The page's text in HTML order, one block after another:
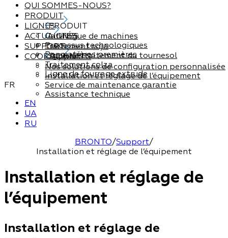
QUI SOMMES-NOUS?
PRODUIT
PRODUIT
Catalogue de machines
Processus technologiques
Par matières premières
LIGNES
LIGNES
Traitement soja
Ligne de traitement du tournesol
Traitement colza
Ligne de fourrage extrude
ACTUALITÉS
SUPPORT
Support
Nos solutions de configuration personnalisée
Installation et réglage de l’équipement
Service de maintenance garantie
Assistance technique
COORDONNÉES
FR
EN
UA
RU
BRONTO/Support/
Installation et réglage de l’équipement
Installation et réglage de
l’équipement
Installation et réglage de